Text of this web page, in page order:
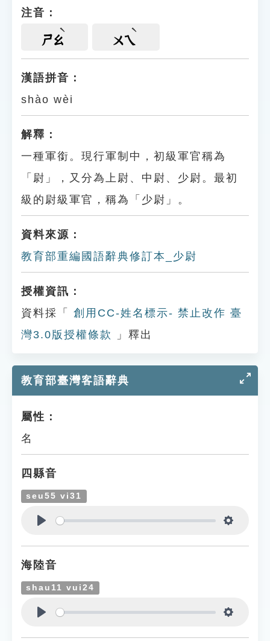
貓頭鷹博士
注音：
ㄕㄠ ㄨㄟ
漢語拼音：
shào wèi
解釋：
一種軍銜。現行軍制中，初級軍官稱為
「尉」，又分為上尉、中尉、少尉。最初
級的尉級軍官，稱為「少尉」。
資料來源：
教育部重編國語辭典修訂本_少尉
授權資訊：
資料採「
創用CC-姓名標示- 禁止改作 臺
灣3.0版授權條款
」釋出
教育部臺灣客語辭典
屬性：
名
四縣音
seu55 vi31
海陸音
shau11 vui24